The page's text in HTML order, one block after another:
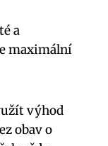
a
maximální
výhod
obav o